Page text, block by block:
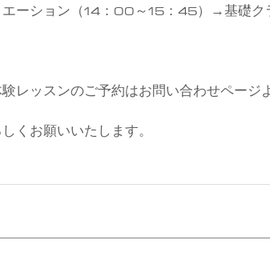
エーション（14：00～15：45）→基礎ク
レッスンのご予約はお問い合わせページ
くお願いいたします。